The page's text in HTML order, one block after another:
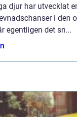
djur har utvecklat
i den
egentligen det sn...